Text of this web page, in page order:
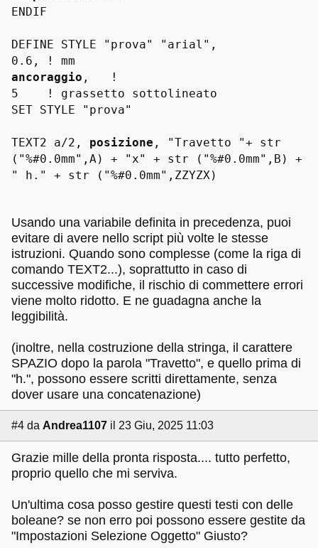
ENDIF
DEFINE STYLE "prova" "arial",
0.6, ! mm
ancoraggio , !
5 ! grassetto sottolineato
SET STYLE "prova"
TEXT2 a/2, posizione , "Travetto "+ str
("%#0.0mm",A) + "x" + str ("%#0.0mm",B) +
" h." + str ("%#0.0mm",ZZYZX)
Usando una variabile definita in precedenza, puoi
evitare di avere nello script più volte le stesse
istruzioni. Quando sono complesse (come la riga di
comando TEXT2...), soprattutto in caso di
successive modifiche, il rischio di commettere errori
viene molto ridotto. E ne guadagna anche la
leggibilità.
(inoltre, nella costruzione della stringa, il carattere
SPAZIO dopo la parola "Travetto", e quello prima di
"h.", possono essere scritti direttamente, senza
dover usare una concatenazione)
#4 da Andrea1107 il 23 Giu, 2025 11:03
Grazie mille della pronta risposta.... tutto perfetto,
proprio quello che mi serviva.
Un'ultima cosa posso gestire questi testi con delle
boleane? se non erro poi possono essere gestite da
"Impostazioni Selezione Oggetto" Giusto?